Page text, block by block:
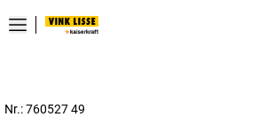
Nr.: 760527 49